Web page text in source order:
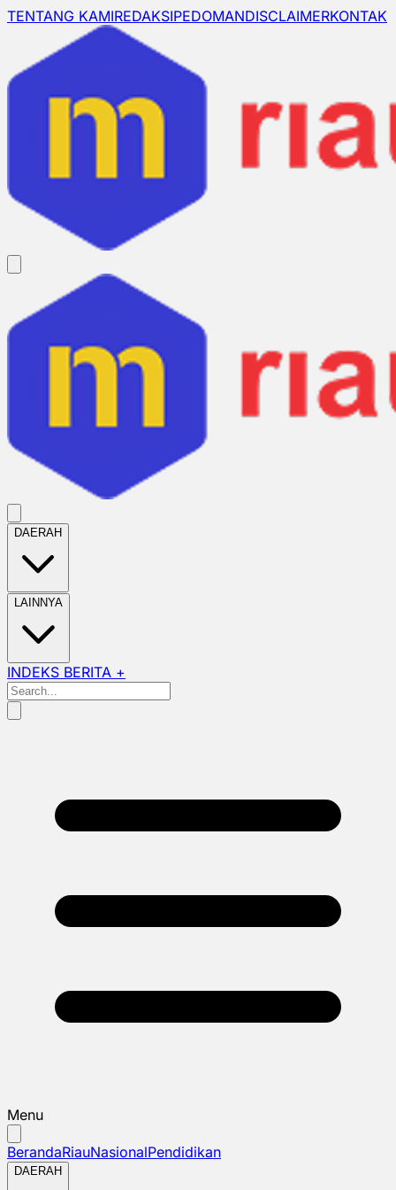
TENTANG KAMIREDAKSIPEDOMANDISCLAIMERKONTAK
DAERAH
LAINNYA
INDEKS BERITA +
Menu
BerandaRiauNasionalPendidikan
DAERAH